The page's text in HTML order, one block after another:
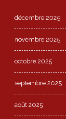
décembre 2025
novembre 2025
octobre 2025
septembre 2025
août 2025